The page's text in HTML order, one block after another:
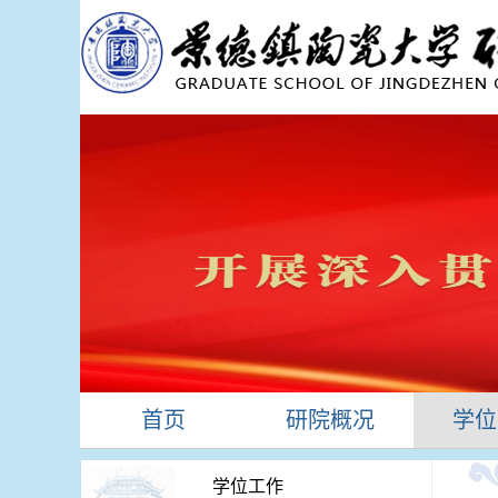
首页 研院概况 学
学位工作